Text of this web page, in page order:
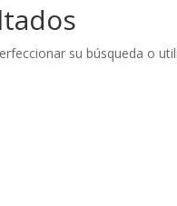
su búsqueda o